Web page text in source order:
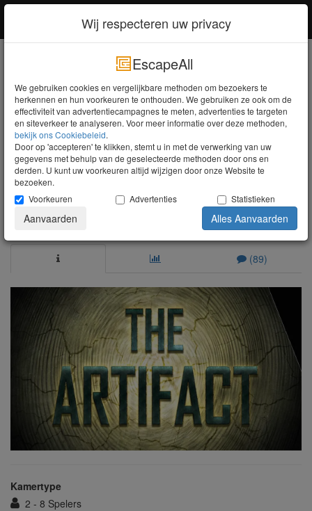
EscapeAll Inloggen
Doe het licht uit
Zuid-Holland Berkel en Rodenrijs
The Artifact
4,4Heel Goed
Escape Experience
Berkel en Rodenrijs 2651DB-Kaart
weergeven
(89)
Kamertype
2 - 8 Spelers
Wij respecteren uw privacy
EscapeAll
We gebruiken cookies en vergelijkbare methoden om bezoekers te
herkennen en hun voorkeuren te onthouden. We gebruiken ze ook om de
effectiviteit van advertentiecampagnes te meten, advertenties te targeten
en siteverkeer te analyseren. Voor meer informatie over deze methoden,
bekijk ons ​​Cookiebeleid.
Door op 'accepteren' te klikken, stemt u in met de verwerking van uw
gegevens met behulp van de geselecteerde methoden door ons en
derden. U kunt uw voorkeuren altijd wijzigen door onze Website te
bezoeken.
Voorkeuren
Advertenties Statistieken
Aanvaarden Alles Aanvaarden